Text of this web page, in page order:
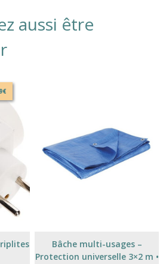
aussi être
Bâche multi-usages –
Protection universelle 3×2 m •